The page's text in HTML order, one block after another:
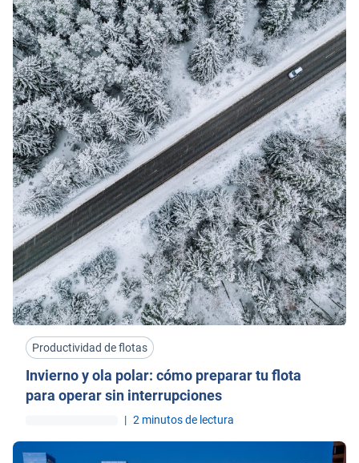
Productividad de flotas
Invierno y ola polar: cómo preparar tu flota
para operar sin interrupciones
| 2 minutos de lectura